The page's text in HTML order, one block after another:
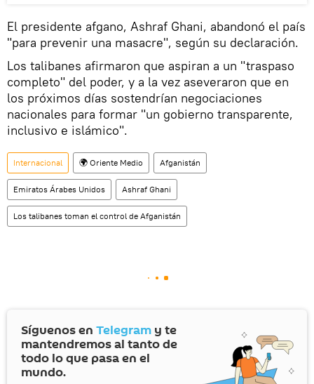
El presidente afgano, Ashraf Ghani, abandonó el país
"para prevenir una masacre", según su declaración.
Los talibanes afirmaron que aspiran a un "traspaso
completo" del poder, y a la vez aseveraron que en
los próximos días sostendrían negociaciones
nacionales para formar "un gobierno transparente,
inclusivo e islámico".
Internacional 🌍 Oriente Medio Afganistán
Emiratos Árabes Unidos Ashraf Ghani
Los talibanes toman el control de Afganistán
Síguenos en Telegram y te
mantendremos al tanto de
todo lo que pasa en el
mundo.